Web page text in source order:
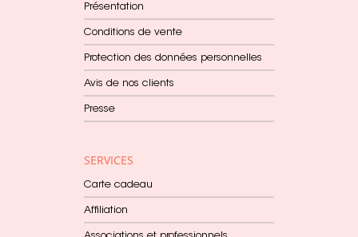
Présentation
Conditions de vente
Protection des données personnelles
Avis de nos clients
Presse
SERVICES
Carte cadeau
Affiliation